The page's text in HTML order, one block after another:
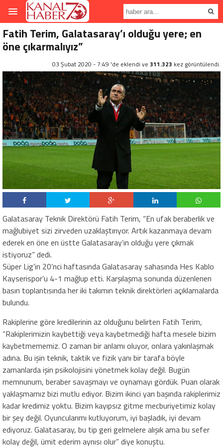
Fatih Terim, Galatasaray’ı olduğu yere; en
öne çıkarmalıyız”
03 Şubat 2020 - 7:49 'de eklendi ve 311.323 kez görüntülendi.
Galatasaray Teknik Direktörü Fatih Terim, “En ufak beraberlik ve
mağlubiyet sizi zirveden uzaklaştırıyor. Artık kazanmaya devam
ederek en öne en üstte Galatasaray’ın olduğu yere çıkmak
istiyoruz” dedi.
Süper Lig’in 20’nci haftasında Galatasaray sahasında Hes Kablo
Kayserispor’u 4-1 mağlup etti. Karşılaşma sonunda düzenlenen
basın toplantısında her iki takımın teknik direktörleri açıklamalarda
bulundu.
Rakiplerine göre kredilerinin az olduğunu belirten Fatih Terim,
“Rakiplerimizin kaybettiği veya kaybetmediği hafta mesele bizim
kaybetmememiz. O zaman bir anlamı oluyor, onlara yakınlaşmak
adına. Bu işin teknik, taktik ve fizik yanı bir tarafa böyle
zamanlarda işin psikolojisini yönetmek kolay değil. Bugün
memnunum, beraber savaşmayı ve oynamayı gördük. Puan olarak
yaklaşmamız bizi mutlu ediyor. Bizim ikinci yarı başında rakiplerimiz
kadar kredimiz yoktu. Bizim kayıpsız gitme mecburiyetimiz kolay
bir şey değil. Oyuncularımı kutluyorum, iyi başladık, iyi devam
ediyoruz. Galatasaray, bu tip geri gelmelere alışık ama bu sefer
kolay değil, ümit ederim aynısı olur” diye konuştu.